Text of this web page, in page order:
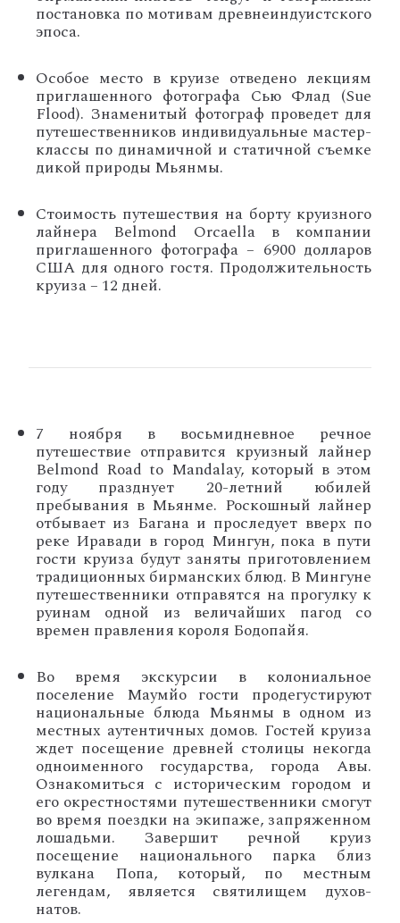
постановка по мотивам древнеиндуистского
эпоса.
Особое место в круизе отведено лекциям
приглашенного фотографа Сью Флад (Sue
Flood). Знаменитый фотограф проведет для
путешественников индивидуальные мастер-
классы по динамичной и статичной съемке
дикой природы Мьянмы.
Стоимость путешествия на борту круизного
лайнера Belmond Orcaella в компании
приглашенного фотографа – 6900 долларов
США для одного гостя. Продолжительность
круиза – 12 дней.
7 ноября в восьмидневное речное
путешествие отправится круизный лайнер
Belmond Road to Mandalay, который в этом
году празднует 20-летний юбилей
пребывания в Мьянме. Роскошный лайнер
отбывает из Багана и проследует вверх по
реке Иравади в город Мингун, пока в пути
гости круиза будут заняты приготовлением
традиционных бирманских блюд. В Мингуне
путешественники отправятся на прогулку к
руинам одной из величайших пагод со
времен правления короля Бодопайя.
Во время экскурсии в колониальное
поселение Маумйо гости продегустируют
национальные блюда Мьянмы в одном из
местных аутентичных домов. Гостей круиза
ждет посещение древней столицы некогда
одноименного государства, города Авы.
Ознакомиться с историческим городом и
его окрестностями путешественники смогут
во время поездки на экипаже, запряженном
лошадьми. Завершит речной круиз
посещение национального парка близ
вулкана Попа, который, по местным
легендам, является святилищем духов-
натов.